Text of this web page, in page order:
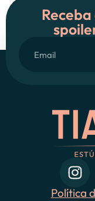
Receba
Política